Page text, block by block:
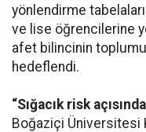
yönlendirme
ve lise öğrencilerine
afet bilincinin
hedeflendi.
“Sığacık risk
Boğaziçi Üniversitesi